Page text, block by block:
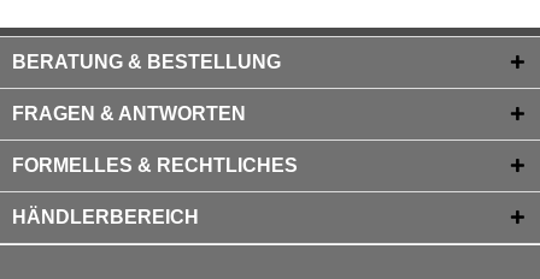
BERATUNG & BESTELLUNG
FRAGEN & ANTWORTEN
FORMELLES & RECHTLICHES
HÄNDLERBEREICH